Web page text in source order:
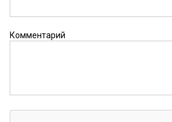
Комментарий